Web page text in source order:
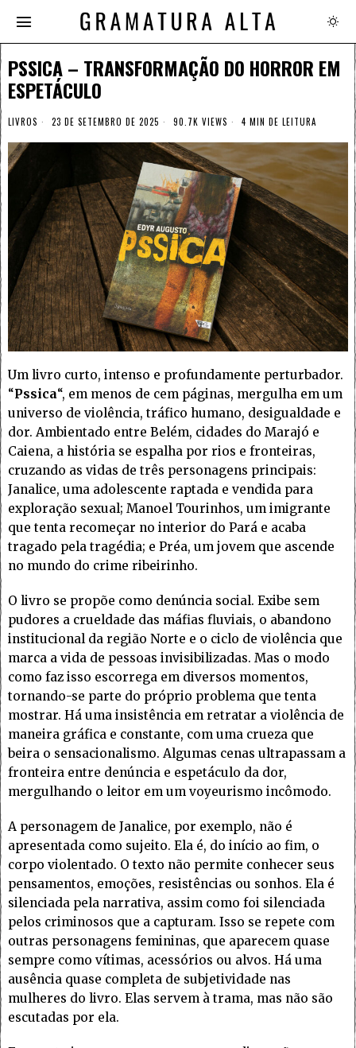
PSSICA – TRANSFORMAÇÃO DO HORROR EM
ESPETÁCULO
LIVROS 23 DE SETEMBRO DE 2025 90.7K VIEWS 4 MIN DE LEITURA
Um livro curto, intenso e profundamente perturbador.
“Pssica“, em menos de cem páginas, mergulha em um
universo de violência, tráfico humano, desigualdade e
dor. Ambientado entre Belém, cidades do Marajó e
Caiena, a história se espalha por rios e fronteiras,
cruzando as vidas de três personagens principais:
Janalice, uma adolescente raptada e vendida para
exploração sexual; Manoel Tourinhos, um imigrante
que tenta recomeçar no interior do Pará e acaba
tragado pela tragédia; e Préa, um jovem que ascende
no mundo do crime ribeirinho.
O livro se propõe como denúncia social. Exibe sem
pudores a crueldade das máfias fluviais, o abandono
institucional da região Norte e o ciclo de violência que
marca a vida de pessoas invisibilizadas. Mas o modo
como faz isso escorrega em diversos momentos,
tornando-se parte do próprio problema que tenta
mostrar. Há uma insistência em retratar a violência de
maneira gráfica e constante, com uma crueza que
beira o sensacionalismo. Algumas cenas ultrapassam a
fronteira entre denúncia e espetáculo da dor,
mergulhando o leitor em um voyeurismo incômodo.
A personagem de Janalice, por exemplo, não é
apresentada como sujeito. Ela é, do início ao fim, o
corpo violentado. O texto não permite conhecer seus
pensamentos, emoções, resistências ou sonhos. Ela é
silenciada pela narrativa, assim como foi silenciada
pelos criminosos que a capturam. Isso se repete com
outras personagens femininas, que aparecem quase
sempre como vítimas, acessórios ou alvos. Há uma
ausência quase completa de subjetividade nas
mulheres do livro. Elas servem à trama, mas não são
escutadas por ela.